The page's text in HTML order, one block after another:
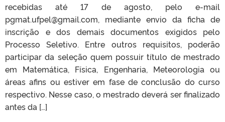
recebidas até 17 de agosto, pelo e-mail
pgmat.ufpel@gmail.com, mediante envio da ficha de
inscrição e dos demais documentos exigidos pelo
Processo Seletivo. Entre outros requisitos, poderão
participar da seleção quem possuir título de mestrado
em Matemática, Física, Engenharia, Meteorologia ou
áreas afins ou estiver em fase de conclusão do curso
respectivo. Nesse caso, o mestrado deverá ser finalizado
antes da […]